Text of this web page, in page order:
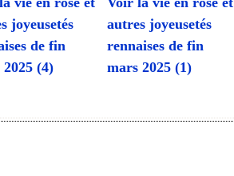
joyeusetés
de fin
(4)
autres joyeusetés
rennaises de fin
mars 2025 (1)